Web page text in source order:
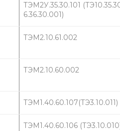
ТЭМ2У.35.30.101
6.36.30.001)
ТЭМ2.10.61.002
ТЭМ2.10.60.002
ТЭМ1.40.60.107(ТЭ3.10.011)
ТЭМ1.40.60.106